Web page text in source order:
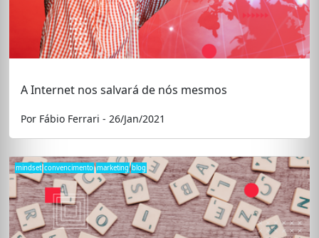
A Internet nos salvará de nós mesmos
Por Fábio Ferrari - 26/Jan/2021
mindset convencimento marketing blog